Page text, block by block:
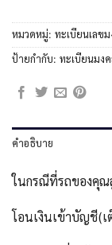
หมวดหมู่: ทะเบียนเลข
ป้ายกำกับ: ทะเบียนมง
คำอธิบาย
ในกรณีที่รถของคุณ
โอนเงินเข้าบัญชี(